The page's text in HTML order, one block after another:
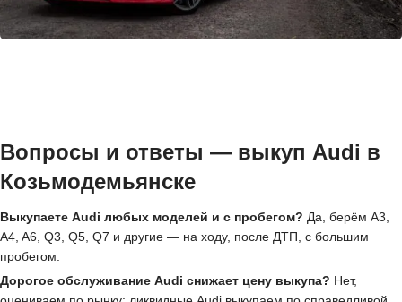
Вопросы и ответы — выкуп Audi в
Козьмодемьянске
Выкупаете Audi любых моделей и с пробегом? Да, берём A3,
A4, A6, Q3, Q5, Q7 и другие — на ходу, после ДТП, с большим
пробегом.
Дорогое обслуживание Audi снижает цену выкупа? Нет,